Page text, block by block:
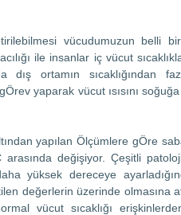
vücudumuzun belli bir
ile insanlar iç vücut
ortamın sıcaklığından
yaparak vücut ısısını
yapılan Ölçümlere gÖre
değişiyor. Çeşitli
yüksek dereceye
değerlerin üzerinde olmasına
vücut sıcaklığı